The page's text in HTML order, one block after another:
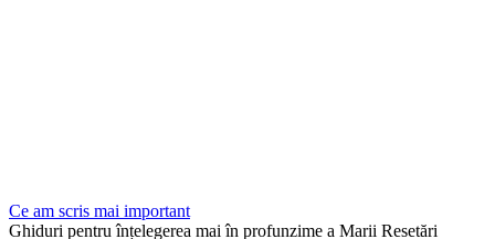
Ce am scris mai important
Ghiduri pentru înțelegerea mai în profunzime a Marii Resetări